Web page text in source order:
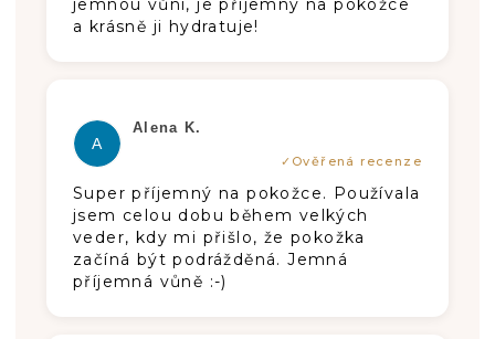
jemnou vůni, je příjemný na pokožce
a krásně ji hydratuje!
A
Alena K.
Hodnotenie produktu je 5 z 5
Super příjemný na pokožce. Používala
jsem celou dobu během velkých
veder, kdy mi přišlo, že pokožka
začíná být podrážděná. Jemná
příjemná vůně :-)